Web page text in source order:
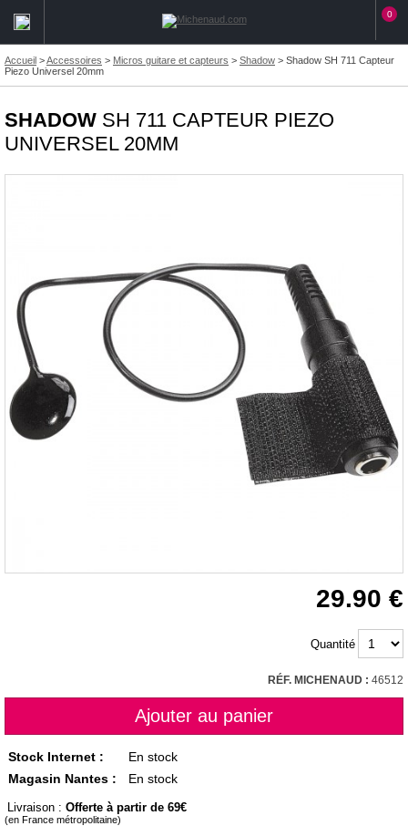
0
Accueil >Accessoires > Micros guitare et capteurs > Shadow > Shadow SH 711 Capteur
Piezo Universel 20mm
SHADOW SH 711 CAPTEUR PIEZO
UNIVERSEL 20MM
29.90
Quantité
RÉF. MICHENAUD : 46512
Stock Internet :
En stock
Magasin Nantes :
En stock
Livraison : Offerte à partir de 69
(en France métropolitaine)